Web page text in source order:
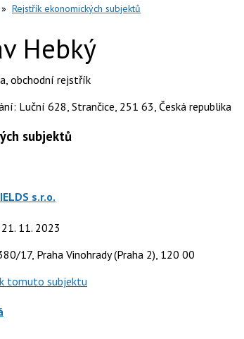
» Rejstřík ekonomických subjektů
Hebký
obchodní rejstřík
Luční 628, Strančice, 251 63, Česká republika
subjektů
s.r.o.
11. 2023
17, Praha Vinohrady (Praha 2), 120 00
tomuto subjektu